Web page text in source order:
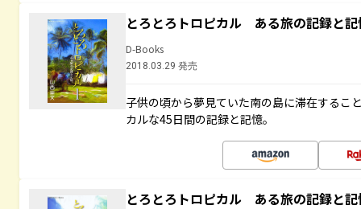
とろとろトロピカル ある旅の記録と
D-Books
2018.03.29 発売
子供の頃から夢見ていた南の島に滞在するこ
カルな45日間の記録と記憶。
とろとろトロピカル ある旅の記録と